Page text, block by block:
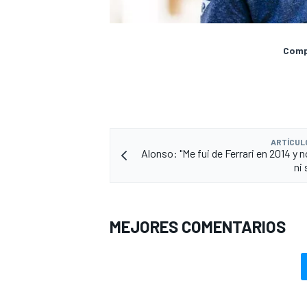
Alonso: "Me fui de Ferrari en 2014 y
ni
MEJORES COMENTARIOS